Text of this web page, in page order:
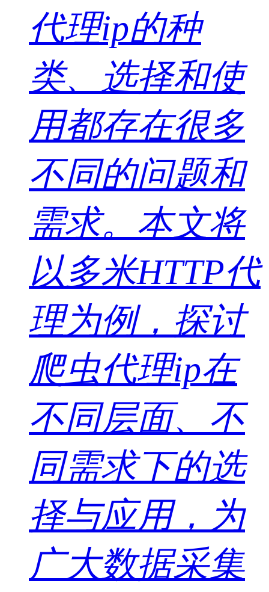
代理ip的种
类、选择和使
用都存在很多
不同的问题和
需求。本文将
以多米HTTP代
理为例，探讨
爬虫代理ip在
不同层面、不
同需求下的选
择与应用，为
广大数据采集